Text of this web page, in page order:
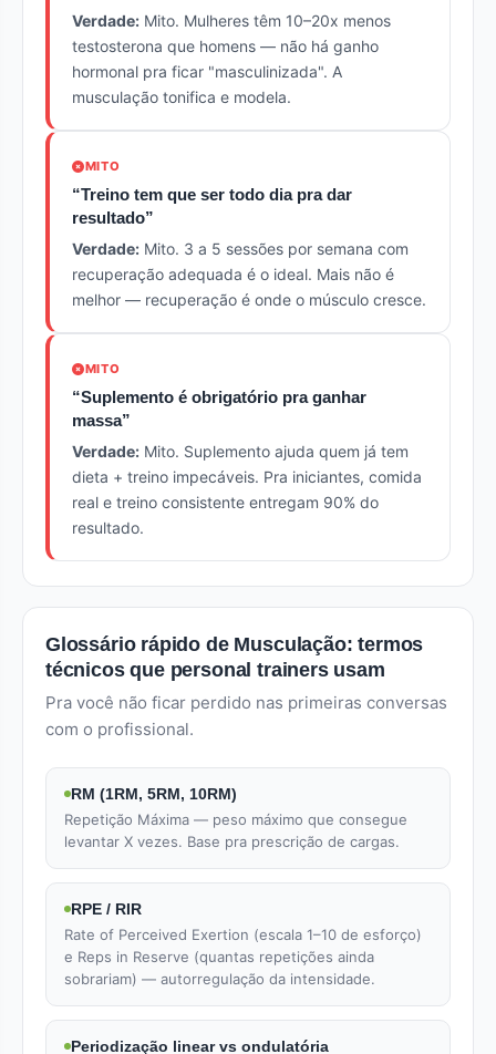
Verdade: Mito. Mulheres têm 10–20x menos
testosterona que homens — não há ganho
hormonal pra ficar "masculinizada". A
musculação tonifica e modela.
MITO
“Treino tem que ser todo dia pra dar
resultado”
Verdade: Mito. 3 a 5 sessões por semana com
recuperação adequada é o ideal. Mais não é
melhor — recuperação é onde o músculo cresce.
MITO
“Suplemento é obrigatório pra ganhar
massa”
Verdade: Mito. Suplemento ajuda quem já tem
dieta + treino impecáveis. Pra iniciantes, comida
real e treino consistente entregam 90% do
resultado.
Glossário rápido de Musculação: termos
técnicos que personal trainers usam
Pra você não ficar perdido nas primeiras conversas
com o profissional.
RM (1RM, 5RM, 10RM)
Repetição Máxima — peso máximo que consegue
levantar X vezes. Base pra prescrição de cargas.
RPE / RIR
Rate of Perceived Exertion (escala 1–10 de esforço)
e Reps in Reserve (quantas repetições ainda
sobrariam) — autorregulação da intensidade.
Periodização linear vs ondulatória